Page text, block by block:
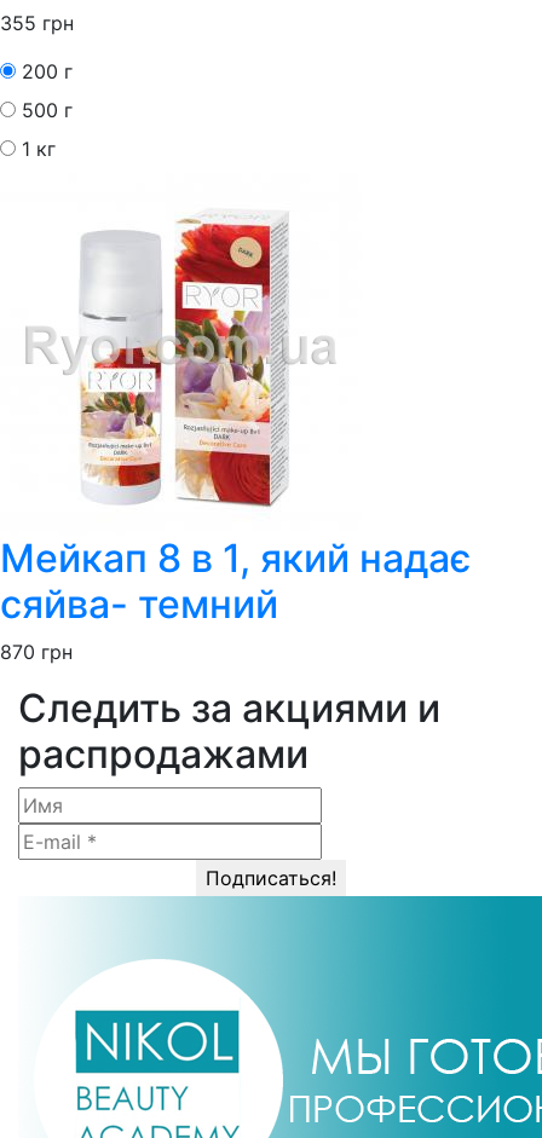
355 грн
200 г
500 г
1 кг
Мейкап 8 в 1, який надає
сяйва- темний
870 грн
Следить за акциями и
распродажами